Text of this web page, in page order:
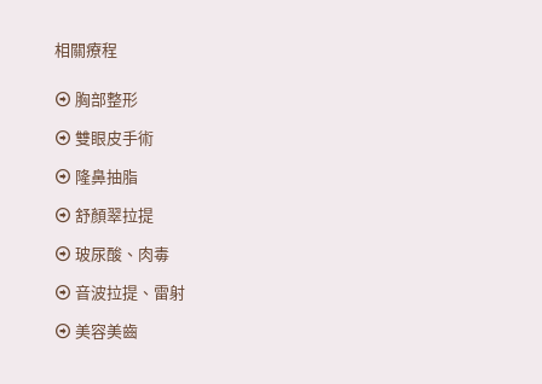
相關療程
胸部整形
雙眼皮手術
隆鼻抽脂
舒顏翠拉提
玻尿酸、肉毒
音波拉提、雷射
美容美齒